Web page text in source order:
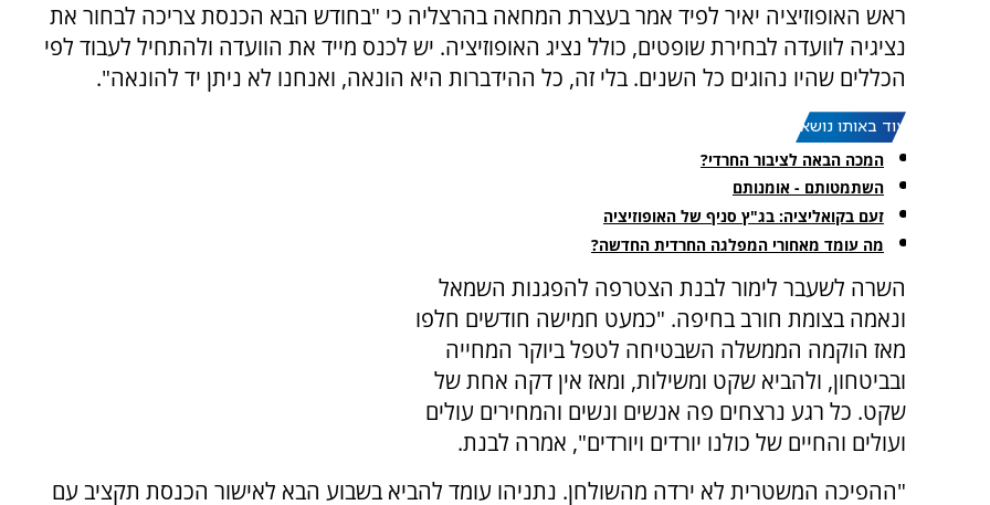
ראש האופוזיציה יאיר לפיד אמר בעצרת המחאה בהרצליה כי "בחודש הבא הכנסת צריכה לבחור את
נציגיה לוועדה לבחירת שופטים, כולל נציג האופוזיציה. יש לכנס מייד את הוועדה ולהתחיל לעבוד לפי
הכללים שהיו נהוגים כל השנים. בלי זה, כל ההידברות היא הונאה, ואנחנו לא ניתן יד להונאה".
עוד באותו נושא:
המכה הבאה לציבור החרדי?
השתמטותם - אומנותם
זעם בקואליציה: בג"ץ סניף של האופוזיציה
מה עומד מאחורי המפלגה החרדית החדשה?
השרה לשעבר לימור לבנת הצטרפה להפגנות השמאל
ונאמה בצומת חורב בחיפה. "כמעט חמישה חודשים חלפו
מאז הוקמה הממשלה השבטיחה לטפל ביוקר המחייה
ובביטחון, ולהביא שקט ומשילות, ומאז אין דקה אחת של
שקט. כל רגע נרצחים פה אנשים ונשים והמחירים עולים
ועולים והחיים של כולנו יורדים ויורדים", אמרה לבנת.
"ההפיכה המשטרית לא ירדה מהשולחן. נתניהו עומד להביא בשבוע הבא לאישור הכנסת תקציב עם